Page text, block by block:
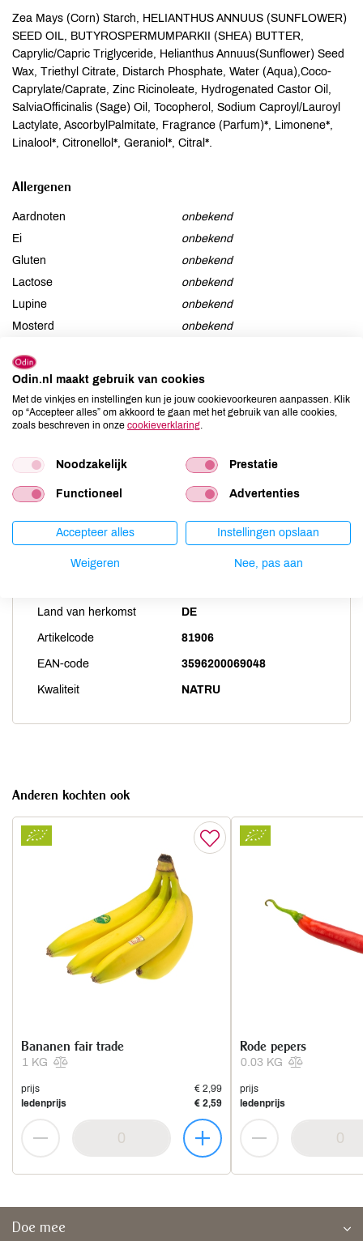
Zea Mays (Corn) Starch, HELIANTHUS ANNUUS (SUNFLOWER)
SEED OIL, BUTYROSPERMUMPARKII (SHEA) BUTTER,
Caprylic/Capric Triglyceride, Helianthus Annuus(Sunflower) Seed
Wax, Triethyl Citrate, Distarch Phosphate, Water (Aqua),Coco-
Caprylate/Caprate, Zinc Ricinoleate, Hydrogenated Castor Oil,
SalviaOfficinalis (Sage) Oil, Tocopherol, Sodium Caproyl/Lauroyl
Lactylate, AscorbylPalmitate, Fragrance (Parfum)*, Limonene*,
Linalool*, Citronellol*, Geraniol*, Citral*.
Allergenen
Aardnoten
onbekend
Ei
onbekend
Gluten
onbekend
Lactose
onbekend
Lupine
onbekend
Mosterd
onbekend
Schaaldieren
Sesam
onbekend
Soja
onbekend
Weekdieren
onbekend
Zwaveldioxide / sulfieten
onbekend
Productspecificaties
Land van herkomst DE
Artikelcode 81906
EAN-code 3596200069048
Kwaliteit NATRU
Anderen kochten ook
1 KG
Bananen fair trade
prijs
€ 2,99
ledenprijs
€ 2,59
0.03 KG
Rode pepers
prijs
ledenprijs
Doe mee
Odin.nl maakt gebruik van cookies
Met de vinkjes en instellingen kun je jouw cookievoorkeuren aanpassen. Klik
op “Accepteer alles” om akkoord te gaan met het gebruik van alle cookies,
zoals beschreven in onze cookieverklaring
Noodzakelijk Prestatie
Functioneel Advertenties
Accepteer alles Instellingen opslaan
Weigeren Nee, pas aan